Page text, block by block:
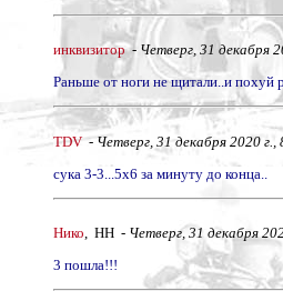
инквизитор- Четверг, 31 декабря
Раньше от ноги не щитали..и похуй
TDV-Четверг, 31 декабря 2020 г.,
сука 3-3...5х6 за минуту до конца..
Нико, НН - Четверг, 31 декабря
3 пошла!!!